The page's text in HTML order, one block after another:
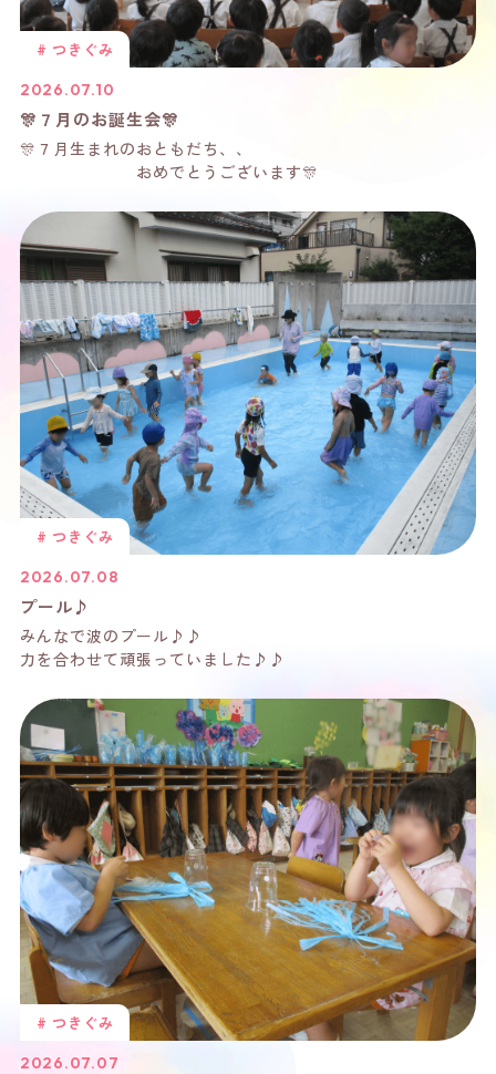
# つきぐみ
2026.07.10
🎊７月のお誕生会🎊
🎊７月生まれのおともだち、、
おめでとうございます🎊
# つきぐみ
2026.07.08
プール♪
みんなで波のプール♪♪
力を合わせて頑張っていました♪♪
# つきぐみ
2026.07.07